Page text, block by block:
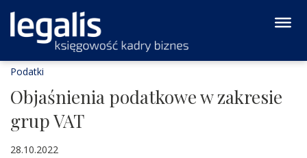
Podatki
Objaśnienia podatkowe w zakresie
grup VAT
28.10.2022